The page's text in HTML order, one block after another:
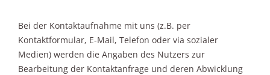
Bei der Kontaktaufnahme mit uns (z.B. per
Kontaktformular, E-Mail, Telefon oder via sozialer
Medien) werden die Angaben des Nutzers zur
Bearbeitung der Kontaktanfrage und deren Abwicklung